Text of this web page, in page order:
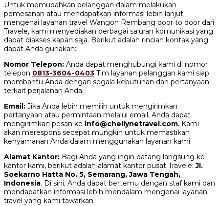
Untuk memudahkan pelanggan dalam melakukan
pemesanan atau mendapatkan informasi lebih lanjut
mengenai layanan travel Wangon Rembang door to door dari
Travele, kami menyediakan berbagai saluran komunikasi yang
dapat diakses kapan saja. Berikut adalah rincian kontak yang
dapat Anda gunakan:
Nomor Telepon: Anda dapat menghubungi kami di nomor
telepon 0813-3604-0403 Tim layanan pelanggan kami siap
membantu Anda dengan segala kebutuhan dan pertanyaan
terkait perjalanan Anda.
Email: Jika Anda lebih memilih untuk mengirimkan
pertanyaan atau permintaan melalui email, Anda dapat
mengirimkan pesan ke info@chellynetravel.com. Kami
akan merespons secepat mungkin untuk memastikan
kenyamanan Anda dalam menggunakan layanan kami.
Alamat Kantor: Bagi Anda yang ingin datang langsung ke
kantor kami, berikut adalah alamat kantor pusat Travele:Jl.
Soekarno Hatta No. 5, Semarang, Jawa Tengah,
Indonesia. Di sini, Anda dapat bertemu dengan staf kami dan
mendapatkan informasi lebih mendalam mengenai layanan
travel yang kami tawarkan.